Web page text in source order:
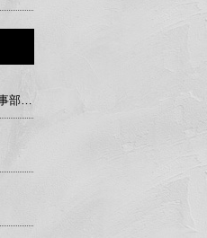
株式会社オーバースタイル工事部日記